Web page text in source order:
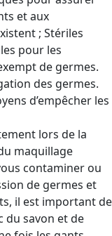
et aux
; Stériles
pour les
de germes.
des germes.
d’empêcher les
lors de la
maquillage
contaminer ou
de germes et
il est important de
du savon et de